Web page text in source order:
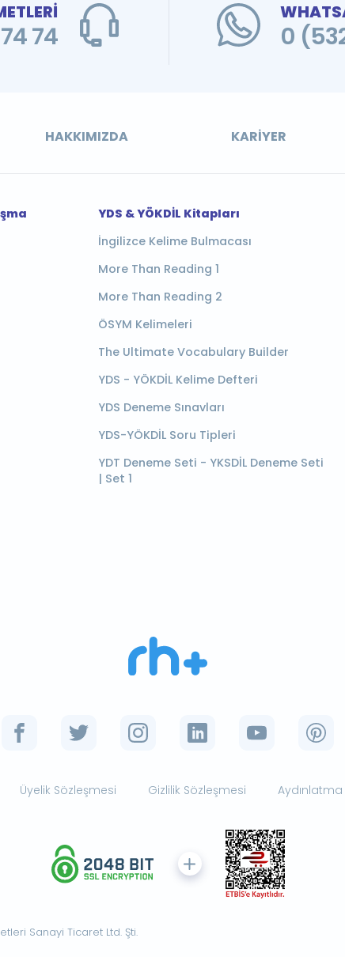
74 0
HAKKIMIZDA KARIYER
YDS & YÖKDİL Kitapları
İngilizce Kelime Bulmacası
More Than Reading 1
More Than Reading 2
ÖSYM Kelimeleri
The Ultimate Vocabulary Builder
YDS - YÖKDİL Kelime Defteri
YDS Deneme Sınavları
YDS-YÖKDİL Soru Tipleri
YDT Deneme Seti - YKSDİL Deneme Seti
| Set 1
Üyelik Sözleşmesi Gizlilik Sözleşmesi
Sanayi Ticaret Ltd. Şti.